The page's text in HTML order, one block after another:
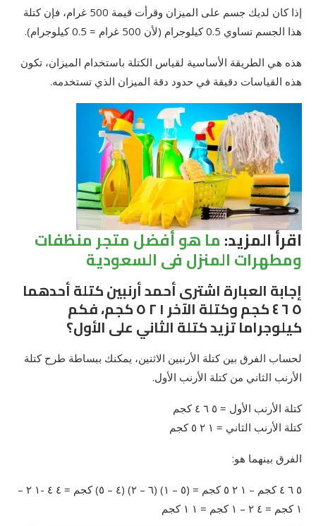
إذا كان لديك جسم على الميزان وقرأت قيمة 500 غرام، فإن كتلة
هذا الجسم تساوي 0.5 كيلوجرام (لأن 500 غرام = 0.5 كيلوجرام).
هذه هي الطريقة الأساسية لقياس الكتلة باستخدام الميزان، تكون
هذه القياسات دقيقة في حدود دقة الميزان الذي تستخدمه.
اقرأ المزيد:ما هو أفضل متجر منظفات
ومطهرات المنزل فى السعودية
إجابة العبارة اشترى أحمد أرنبين كتلة أحدهما
٥ ٦ ٤ كجم وكتلة الآخر ١ ٢ ٥ كجم، فكم
كيلوجراما تزيد كتلة الثاني على الأول؟
لحساب الفرق بين كتلة الأرنبين الاثنين، يمكنك ببساطة طرح كتلة
الأرنب الثاني من كتلة الأرنب الأول.
كتلة الأرنب الأول = ٥ ٦ ٤ كجم
كتلة الأرنب الثاني = ١ ٢ ٥ كجم
الفرق بينهما هو:
٥ ٦ ٤ كجم – ١ ٢ ٥ كجم = (٥ – ١) (٦ – ٢) (٤ – ٥) كجم = ٤ ٤ -١ ٢ –
١ كجم = ٤ ٢ – ١ كجم = ١ ١ كجم